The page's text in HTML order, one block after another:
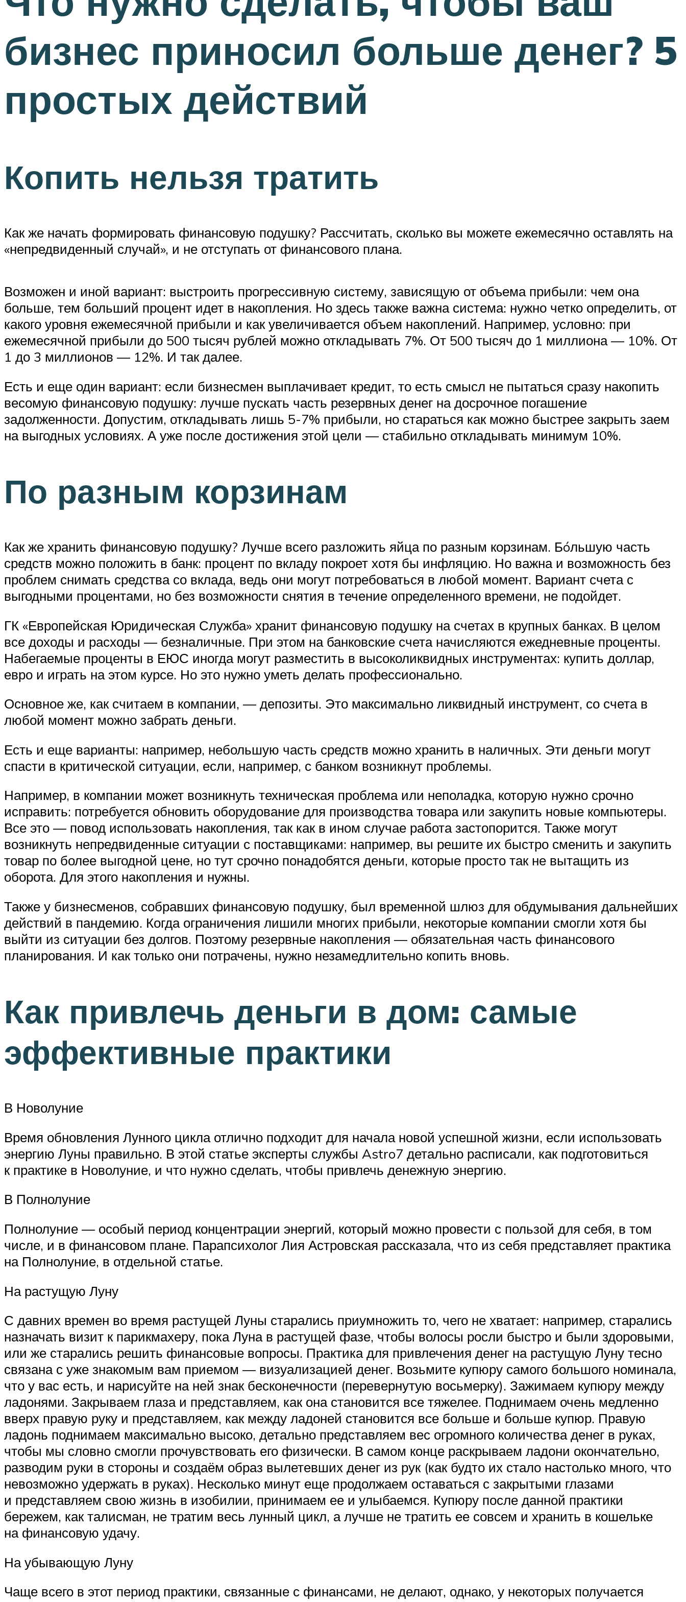
бизнес приносил больше денег? 5
простых действий
Копить нельзя тратить
Как же начать формировать финансовую подушку? Рассчитать, сколько вы можете ежемесячно оставлять на
«непредвиденный случай», и не отступать от финансового плана.
Возможен и иной вариант: выстроить прогрессивную систему, зависящую от объема прибыли: чем она
больше, тем больший процент идет в накопления. Но здесь также важна система: нужно четко определить, от
какого уровня ежемесячной прибыли и как увеличивается объем накоплений. Например, условно: при
ежемесячной прибыли до 500 тысяч рублей можно откладывать 7%. От 500 тысяч до 1 миллиона — 10%. От
1 до 3 миллионов — 12%. И так далее.
Есть и еще один вариант: если бизнесмен выплачивает кредит, то есть смысл не пытаться сразу накопить
весомую финансовую подушку: лучше пускать часть резервных денег на досрочное погашение
задолженности. Допустим, откладывать лишь 5-7% прибыли, но стараться как можно быстрее закрыть заем
на выгодных условиях. А уже после достижения этой цели — стабильно откладывать минимум 10%.
По разным корзинам
Как же хранить финансовую подушку? Лучше всего разложить яйца по разным корзинам. Бóльшую часть
средств можно положить в банк: процент по вкладу покроет хотя бы инфляцию. Но важна и возможность без
проблем снимать средства со вклада, ведь они могут потребоваться в любой момент. Вариант счета с
выгодными процентами, но без возможности снятия в течение определенного времени, не подойдет.
ГК «Европейская Юридическая Служба» хранит финансовую подушку на счетах в крупных банках. В целом
все доходы и расходы — безналичные. При этом на банковские счета начисляются ежедневные проценты.
Набегаемые проценты в ЕЮС иногда могут разместить в высоколиквидных инструментах: купить доллар,
евро и играть на этом курсе. Но это нужно уметь делать профессионально.
Основное же, как считаем в компании, — депозиты. Это максимально ликвидный инструмент, со счета в
любой момент можно забрать деньги.
Есть и еще варианты: например, небольшую часть средств можно хранить в наличных. Эти деньги могут
спасти в критической ситуации, если, например, с банком возникнут проблемы.
Например, в компании может возникнуть техническая проблема или неполадка, которую нужно срочно
исправить: потребуется обновить оборудование для производства товара или закупить новые компьютеры.
Все это — повод использовать накопления, так как в ином случае работа застопорится. Также могут
возникнуть непредвиденные ситуации с поставщиками: например, вы решите их быстро сменить и закупить
товар по более выгодной цене, но тут срочно понадобятся деньги, которые просто так не вытащить из
оборота. Для этого накопления и нужны.
Также у бизнесменов, собравших финансовую подушку, был временной шлюз для обдумывания дальнейших
действий в пандемию. Когда ограничения лишили многих прибыли, некоторые компании смогли хотя бы
выйти из ситуации без долгов. Поэтому резервные накопления — обязательная часть финансового
планирования. И как только они потрачены, нужно незамедлительно копить вновь.
Как привлечь деньги в дом: самые
эффективные практики
В Новолуние
Время обновления Лунного цикла отлично подходит для начала новой успешной жизни, если использовать
энергию Луны правильно. В этой статье эксперты службы Astro7 детально расписали, как подготовиться
к практике в Новолуние, и что нужно сделать, чтобы привлечь денежную энергию.
В Полнолуние
Полнолуние — особый период концентрации энергий, который можно провести с пользой для себя, в том
числе, и в финансовом плане. Парапсихолог Лия Астровская рассказала, что из себя представляет практика
на Полнолуние, в отдельной статье.
На растущую Луну
С давних времен во время растущей Луны старались приумножить то, чего не хватает: например, старались
назначать визит к парикмахеру, пока Луна в растущей фазе, чтобы волосы росли быстро и были здоровыми,
или же старались решить финансовые вопросы. Практика для привлечения денег на растущую Луну тесно
связана с уже знакомым вам приемом — визуализацией денег. Возьмите купюру самого большого номинала,
что у вас есть, и нарисуйте на ней знак бесконечности (перевернутую восьмерку). Зажимаем купюру между
ладонями. Закрываем глаза и представляем, как она становится все тяжелее. Поднимаем очень медленно
вверх правую руку и представляем, как между ладоней становится все больше и больше купюр. Правую
ладонь поднимаем максимально высоко, детально представляем вес огромного количества денег в руках,
чтобы мы словно смогли прочувствовать его физически. В самом конце раскрываем ладони окончательно,
разводим руки в стороны и создаём образ вылетевших денег из рук (как будто их стало настолько много, что
невозможно удержать в руках). Несколько минут еще продолжаем оставаться с закрытыми глазами
и представляем свою жизнь в изобилии, принимаем ее и улыбаемся. Купюру после данной практики
бережем, как талисман, не тратим весь лунный цикл, а лучше не тратить ее совсем и хранить в кошельке
на финансовую удачу.
На убывающую Луну
Чаще всего в этот период практики, связанные с финансами, не делают, однако, у некоторых получается